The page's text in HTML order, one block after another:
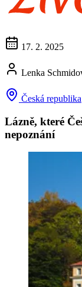
17. 2. 2025
Lenka
Česká republika
Lázně, které
nepoznání